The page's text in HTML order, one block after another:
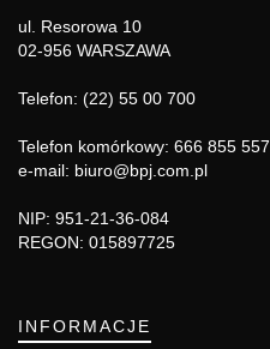
ul. Resorowa 10
02-956 WARSZAWA
Telefon: (22) 55 00 700
Telefon komórkowy: 666 855 557
e-mail: biuro@bpj.com.pl
NIP: 951-21-36-084
REGON: 015897725
INFORMACJE